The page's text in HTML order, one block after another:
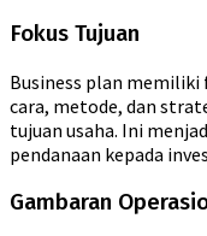
Fokus Tujuan
Business plan memiliki
cara, metode, dan
tujuan usaha. Ini
pendanaan kepada
Gambaran